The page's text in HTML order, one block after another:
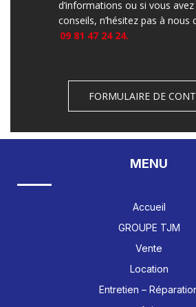
d’informations ou si vous
conseils, n’hésitez pas à nous
09 81 47 24 24.
FORMULAIRE DE
MENU
Accueil
GROUPE TJM
Vente
Location
Entretien –